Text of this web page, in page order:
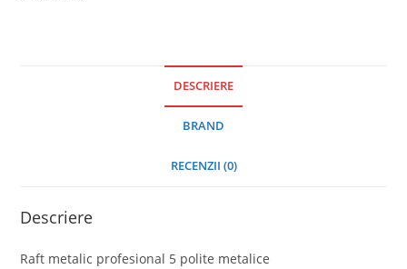
DESCRIERE
BRAND
RECENZII (0)
Descriere
Raft metalic profesional 5 polite metalice